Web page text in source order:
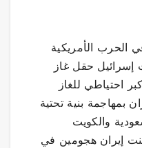
الحرب الأمريكية
إسرائيل حقل غاز
احتياطي للغاز
بمهاجمة بنية تحتية
والكويت
إيران هجومين في